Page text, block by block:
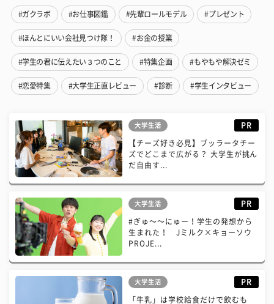
#ガクラボ #お仕事図鑑 #先輩ロールモデル #プレゼント
#ほんとにいい会社見つけ隊！ #お金の授業
#学生の君に伝えたい３つのこと #特集企画 #もやもや解決ゼミ
#恋愛特集 #大学生正直レビュー #診断 #学生インタビュー
大学生活 PR
【チーズ好き必見】ブッラータチー
ズでどこまで広がる？ 大学生が挑ん
だ自由す...
大学生活 PR
#ぎゅ〜〜にゅー！学生の発想から
生まれた！ Jミルク×キョーソウ
PROJE...
大学生活 PR
「牛乳」は学校給食だけで飲むも